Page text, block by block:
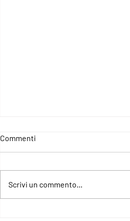
Commenti
Scrivi un commento...